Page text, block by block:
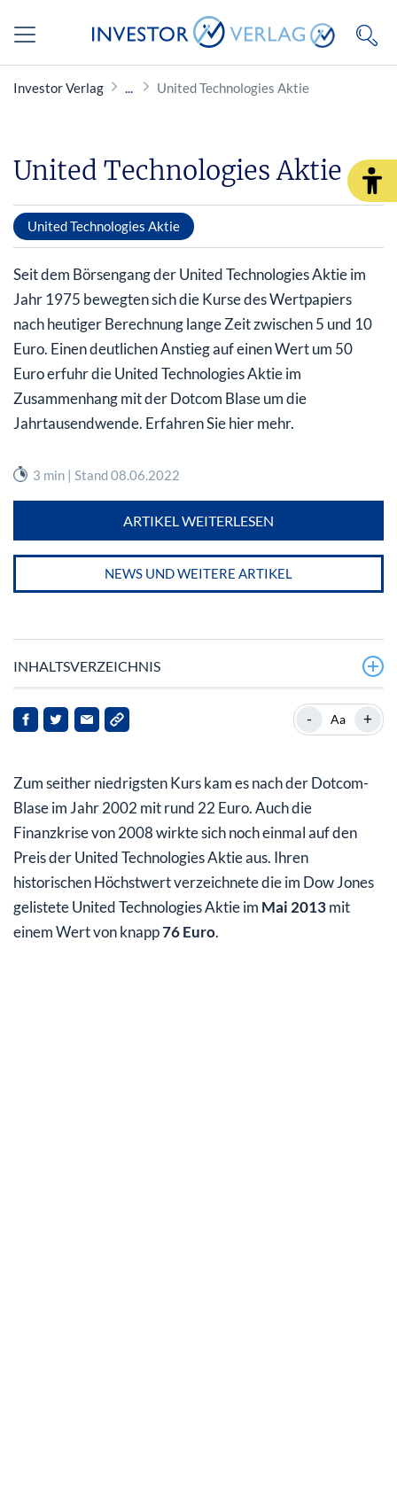
Investor Verlag United Technologies Aktie
United Technologies Aktie
United Technologies Aktie
Seit dem Börsengang der United Technologies Aktie im
Jahr 1975 bewegten sich die Kurse des Wertpapiers
nach heutiger Berechnung lange Zeit zwischen 5 und 10
Euro. Einen deutlichen Anstieg auf einen Wert um 50
Euro erfuhr die United Technologies Aktie im
Zusammenhang mit der Dotcom Blase um die
Jahrtausendwende. Erfahren Sie hier mehr.
3 min | Stand 08.06.2022
ARTIKEL WEITERLESEN
NEWS UND WEITERE ARTIKEL
INHALTSVERZEICHNIS
United Technologies Aktie – Investment in weltweite
Technologieprodukte
- Aa +
Zum seither niedrigsten Kurs kam es nach der Dotcom-
Blase im Jahr 2002 mit rund 22 Euro. Auch die
Finanzkrise von 2008 wirkte sich noch einmal auf den
Preis der United Technologies Aktie aus. Ihren
historischen Höchstwert verzeichnete die im Dow Jones
gelistete United Technologies Aktie im Mai 2013mit
einem Wert von knapp76 Euro.